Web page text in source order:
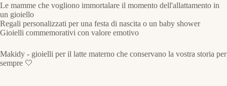
Le mamme che vogliono immortalare il momento dell'allattamento in
un gioiello
Regali personalizzati per una festa di nascita o un baby shower
Gioielli commemorativi con valore emotivo
Makidy - gioielli per il latte materno che conservano la vostra storia per
sempre 🤍